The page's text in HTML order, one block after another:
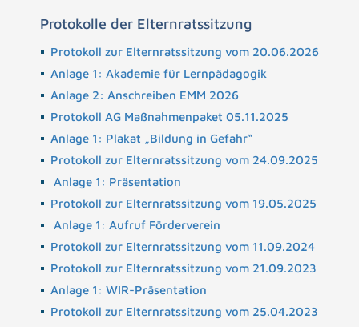
Protokolle der Elternratssitzung
Protokoll zur Elternratssitzung vom 20.06.2026
Anlage 1: Akademie für Lernpädagogik
Anlage 2: Anschreiben EMM 2026
Protokoll AG Maßnahmenpaket 05.11.2025
Anlage 1: Plakat „Bildung in Gefahr“
Protokoll zur Elternratssitzung vom 24.09.2025
Anlage 1: Präsentation
Protokoll zur Elternratssitzung vom 19.05.2025
Anlage 1: Aufruf Förderverein
Protokoll zur Elternratssitzung vom 11.09.2024
Protokoll zur Elternratssitzung vom 21.09.2023
Anlage 1: WIR-Präsentation
Protokoll zur Elternratssitzung vom 25.04.2023